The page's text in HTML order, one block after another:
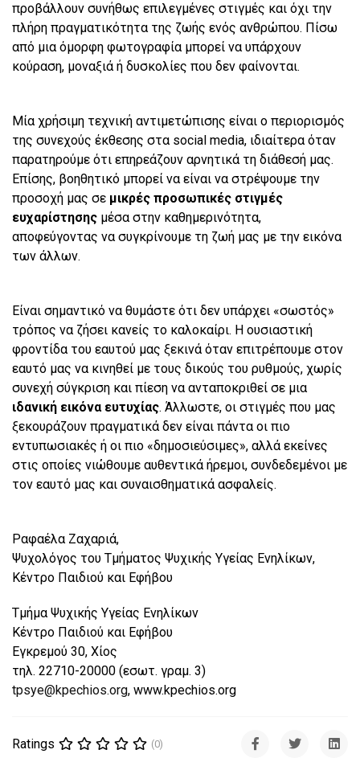
προβάλλουν συνήθως επιλεγμένες στιγμές και όχι την
πλήρη πραγματικότητα της ζωής ενός ανθρώπου. Πίσω
από μια όμορφη φωτογραφία μπορεί να υπάρχουν
κούραση, μοναξιά ή δυσκολίες που δεν φαίνονται.
Μία χρήσιμη τεχνική αντιμετώπισης είναι ο περιορισμός
της συνεχούς έκθεσης στα social media, ιδιαίτερα όταν
παρατηρούμε ότι επηρεάζουν αρνητικά τη διάθεσή μας.
Επίσης, βοηθητικό μπορεί να είναι να στρέψουμε την
προσοχή μας σε μικρές προσωπικές στιγμές
ευχαρίστησης μέσα στην καθημερινότητα,
αποφεύγοντας να συγκρίνουμε τη ζωή μας με την εικόνα
των άλλων.
Είναι σημαντικό να θυμάστε ότι δεν υπάρχει «σωστός»
τρόπος να ζήσει κανείς το καλοκαίρι. Η ουσιαστική
φροντίδα του εαυτού μας ξεκινά όταν επιτρέπουμε στον
εαυτό μας να κινηθεί με τους δικούς του ρυθμούς, χωρίς
συνεχή σύγκριση και πίεση να ανταποκριθεί σε μια
ιδανική εικόνα ευτυχίας. Άλλωστε, οι στιγμές που μας
ξεκουράζουν πραγματικά δεν είναι πάντα οι πιο
εντυπωσιακές ή οι πιο «δημοσιεύσιμες», αλλά εκείνες
στις οποίες νιώθουμε αυθεντικά ήρεμοι, συνδεδεμένοι με
τον εαυτό μας και συναισθηματικά ασφαλείς.
Ραφαέλα Ζαχαριά,
Ψυχολόγος του Τμήματος Ψυχικής Υγείας Ενηλίκων,
Κέντρο Παιδιού και Εφήβου
Τμήμα Ψυχικής Υγείας Ενηλίκων
Κέντρο Παιδιού και Εφήβου
Εγκρεμού 30, Χίος
τηλ. 22710-20000 (εσωτ. γραμ. 3)
tpsye@kpechios.org, www.kpechios.org
Ratings (0)